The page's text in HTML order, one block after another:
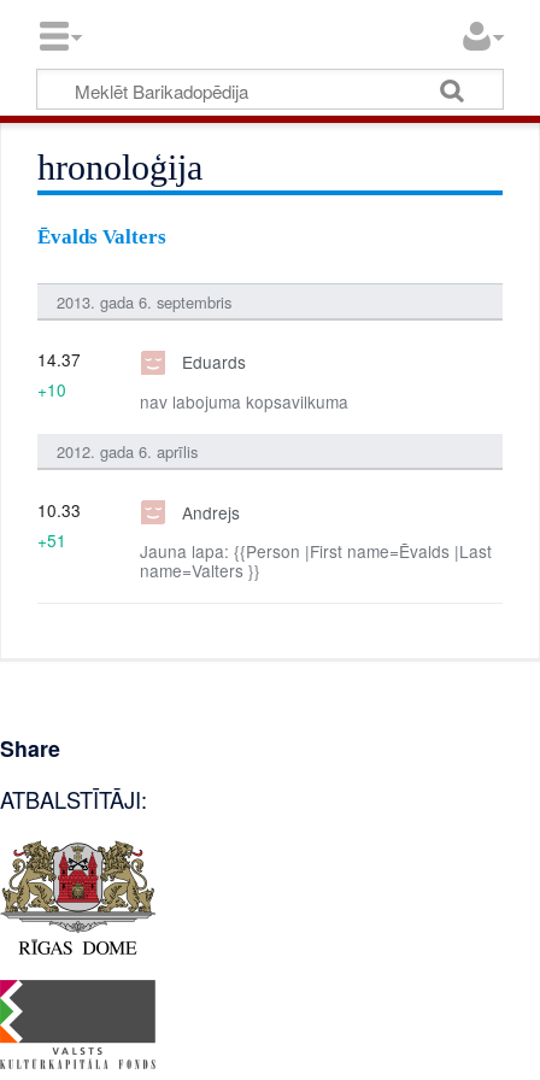
hronoloģija
Ēvalds Valters
2013. gada 6. septembris
Eduards
nav labojuma kopsavilkuma
14.37
+10
2012. gada 6. aprīlis
Andrejs
Jauna lapa: {{Person |First name=Ēvalds |Last
name=Valters }}
10.33
+51
Share
ATBALSTĪTĀJI: